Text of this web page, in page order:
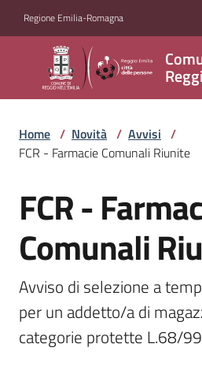
Regione Emilia-Romagna
di
Reggio
Emilia
Amministrazione
Servizi
Novità
Menu selezionato
Vivere
Reggio
Home / Novità / Avvisi /
FCR - Farmacie Comunali Riunite
Salta al contenuto
FCR -
Comunali
Avviso di selezione a
per un addetto/a di
categorie protette L.68/